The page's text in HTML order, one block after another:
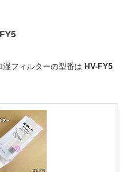
湿フィルターの型番は HV-FY5